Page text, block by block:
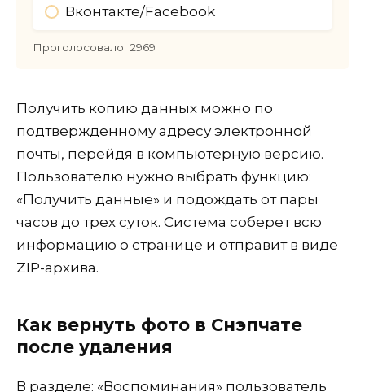
Вконтакте/Facebook
Проголосовало: 2969
Получить копию данных можно по
подтвержденному адресу электронной
почты, перейдя в компьютерную версию.
Пользователю нужно выбрать функцию:
«Получить данные» и подождать от пары
часов до трех суток. Система соберет всю
информацию о странице и отправит в виде
ZIP-архива.
Как вернуть фото в Снэпчате
после удаления
В разделе: «Воспоминания» пользователь